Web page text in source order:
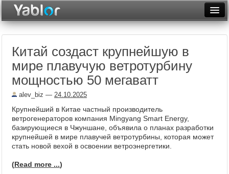
Неделя
Месяц
Архив
Фототоп
Видеотоп
Китай создаст крупнейшую в
мире плавучую ветротурбину
мощностью 50 мегаватт
alev_biz — 24.10.2025
Крупнейший в Китае частный производитель
ветрогенераторов компания Mingyang Smart Energy,
базирующиеся в Чжуншане, объявила о планах разработки
крупнейшей в мире плавучей ветротурбины, которая может
стать новой вехой в освоении ветроэнергетики.
(Read more ...)